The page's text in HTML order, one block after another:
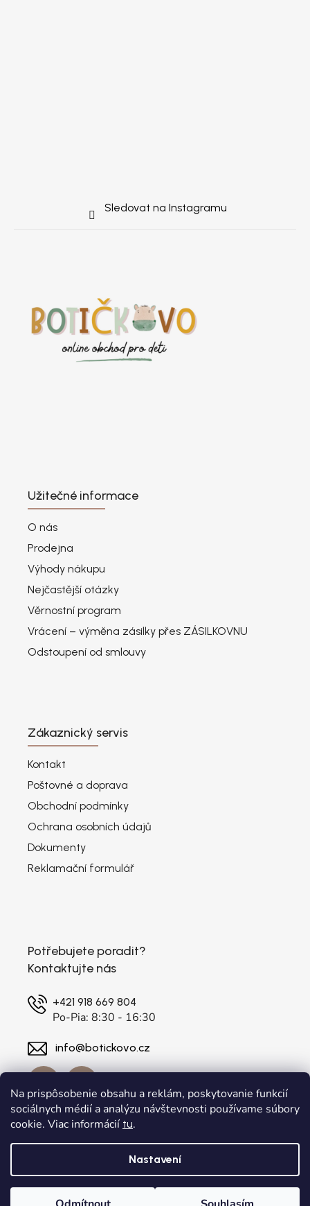
Na prispôsobenie obsahu a reklám, poskytovanie funkcií
sociálnych médií a analýzu návštevnosti používame súbory
cookie. Viac informácií tu.
Nastavení
Sledovat na Instagramu
Užitečné informace
O nás
Prodejna
Výhody nákupu
Nejčastější otázky
Věrnostní program
Vrácení – výměna zásilky přes ZÁSILKOVNU
Odstoupení od smlouvy
Zákaznický servis
Kontakt
Poštovné a doprava
Obchodní podmínky
Ochrana osobních údajů
Dokumenty
Reklamační formulář
Potřebujete poradit?
Kontaktujte nás
+421 918 669 804
Po-Pia: 8:30 - 16:30
info@botickovo.cz
Vytvořil Shoptet a Adatelier